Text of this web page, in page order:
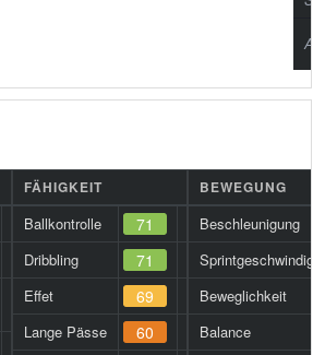
FÄHIGKEIT
Ballkontrolle 71
Dribbling 71
Effet 69
Lange Pässe 60
BEWEGUNG
Beschleunigung
Beweglichkeit
Balance